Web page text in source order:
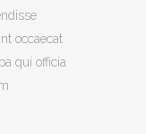
occaecat
qui officia